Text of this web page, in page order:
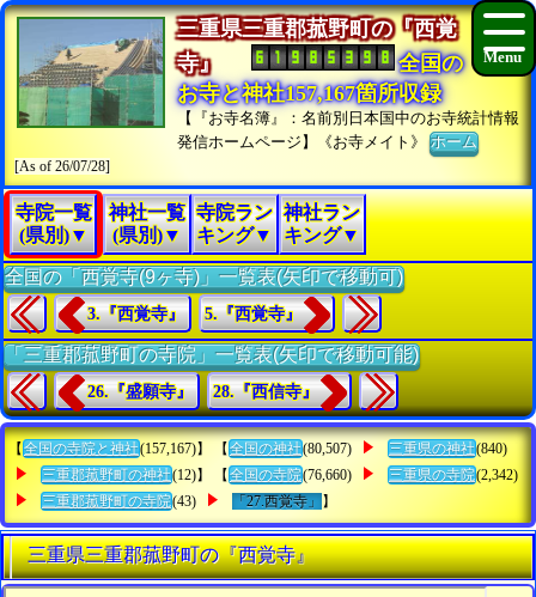
三重県三重郡菰野町の『西覚
寺』
全国の
お寺と神社157,167箇所収録
【『お寺名簿』：名前別日本国中のお寺統計情報
発信ホームページ】《お寺メイト》ホーム
[As of 26/07/28]
寺院一覧
(県別)▼
神社一覧
(県別)▼
寺院ラン
キング▼
神社ラン
キング▼
全国の「西覚寺(9ヶ寺)」一覧表(矢印で移動可)
3.『西覚寺』 5.『西覚寺』
「三重郡菰野町の寺院」一覧表(矢印で移動可能)
26.『盛願寺』 28.『西信寺』
【 全国の寺院と神社(157,167)】 【 全国の神社(80,507) 三重県の神社(840)
三重郡菰野町の神社(12)】 【 全国の寺院(76,660) 三重県の寺院(2,342)
三重郡菰野町の寺院(43) 「27.西覚寺」 】
三重県三重郡菰野町の『西覚寺』